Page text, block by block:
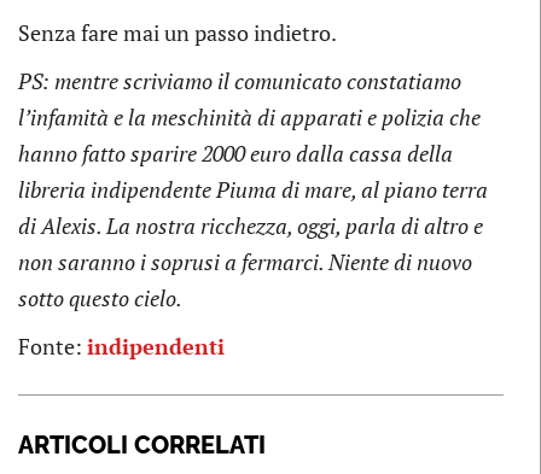
Senza fare mai un passo indietro.
PS: mentre scriviamo il comunicato constatiamo
l’infamità e la meschinità di apparati e polizia che
hanno fatto sparire 2000 euro dalla cassa della
libreria indipendente Piuma di mare, al piano terra
di Alexis. La nostra ricchezza, oggi, parla di altro e
non saranno i soprusi a fermarci. Niente di nuovo
sotto questo cielo.
Fonte: indipendenti
ARTICOLI CORRELATI